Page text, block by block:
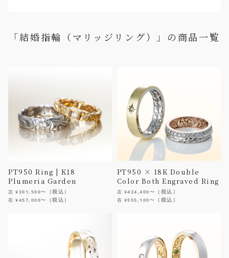
「結婚指輪（マリッジリング）」の商品一覧
PT950 Ring | K18
Plumeria Garden
左 ¥301,500〜 （税込）
右 ¥457,000〜 （税込）
PT950 × 18K Double
Color Both Engraved Ring
左 ¥424,400〜 （税込）
右 ¥555,100〜 （税込）